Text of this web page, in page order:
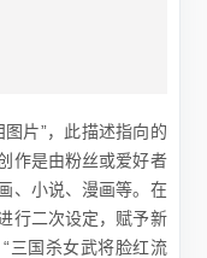
片”，此描述指向的
作是由粉丝或爱好者
、小说、漫画等。在
行二次设定，赋予新
三国杀女武将脸红流